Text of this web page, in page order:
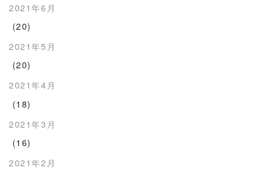
2021年6月
(20)
2021年5月
(20)
2021年4月
(18)
2021年3月
(16)
2021年2月